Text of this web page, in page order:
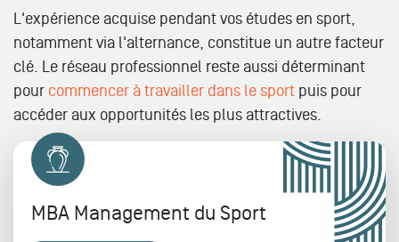
L'expérience acquise pendant vos études en sport,
notamment via l'alternance, constitue un autre facteur
clé. Le réseau professionnel reste aussi déterminant
pour commencer à travailler dans le sport puis pour
accéder aux opportunités les plus attractives.
MBA Management du Sport